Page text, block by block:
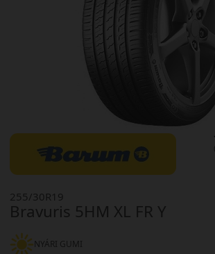
Bravuris 5HM XL FR Y
255/30R19
NYÁRI GUMI